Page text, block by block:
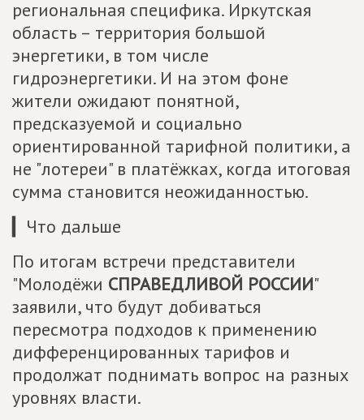
региональная специфика. Иркутская
область – территория большой
энергетики, в том числе
гидроэнергетики. И на этом фоне
жители ожидают понятной,
предсказуемой и социально
ориентированной тарифной политики, а
не "лотереи" в платёжках, когда итоговая
сумма становится неожиданностью.
▎Что дальше
По итогам встречи представители
"Молодёжи СПРАВЕДЛИВОЙ РОССИИ"
заявили, что будут добиваться
пересмотра подходов к применению
дифференцированных тарифов и
продолжат поднимать вопрос на разных
уровнях власти.